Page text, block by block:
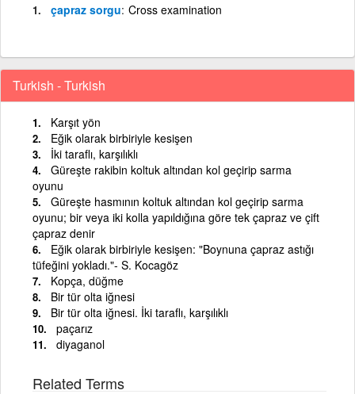
çapraz sorgu Cross examination
Turkish - Turkish
Karşıt yön
Eğik olarak birbiriyle kesişen
İki taraflı, karşılıklı
Güreşte rakibin koltuk altından kol geçirip sarma
oyunu
Güreşte hasmının koltuk altından kol geçirip sarma
oyunu; bir veya iki kolla yapıldığına göre tek çapraz ve çift
çapraz denir
Eğik olarak birbiriyle kesişen: "Boynuna çapraz astığı
tüfeğini yokladı."- S. Kocagöz
Kopça, düğme
Bir tür olta iğnesi
Bir tür olta iğnesi. İki taraflı, karşılıklı
paçarız
diyaganol
Related Terms